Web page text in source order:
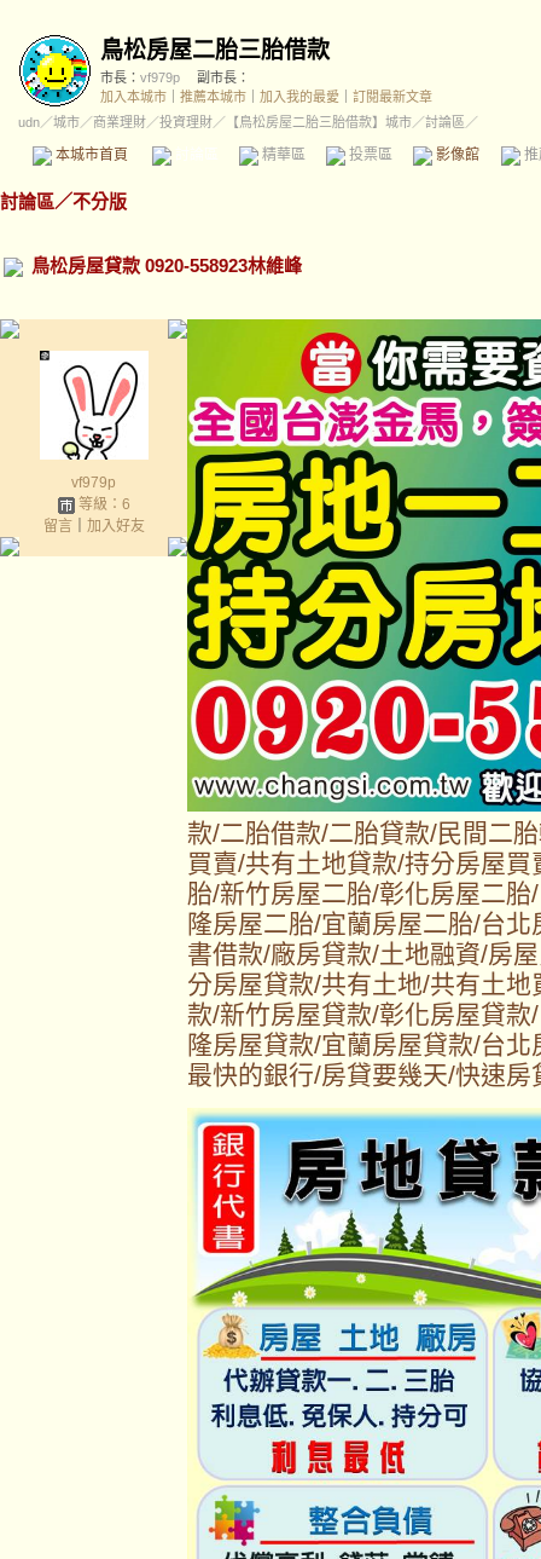
鳥松房屋二胎三胎借款
市長： vf979p
副市長：
加入本城市
推薦本城市 加入我的最愛
訂閱最新文章
udn／城市／商業理財／投資理財／ 【鳥松房屋二胎三胎借款】城市／討論區／
本城市首頁 精華區 投票區 影像館
討論區／不分版
鳥松房屋貸款 0920-558923林維峰
vf979p
等級：6
留言｜ 加入好友
款/二胎借款/二胎貸款/民間二
買賣/共有土地貸款/持分房屋
胎/新竹房屋二胎/彰化房屋二
隆房屋二胎/宜蘭房屋二胎/台
書借款/廠房貸款/土地融資/房
分房屋貸款/共有土地/共有土
款/新竹房屋貸款/彰化房屋貸
隆房屋貸款/宜蘭房屋貸款/台
最快的銀行/房貸要幾天/快速房